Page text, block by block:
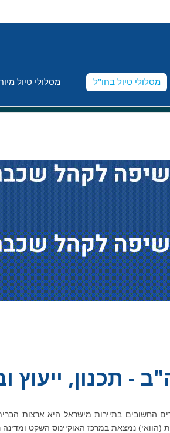
מסלולי טיול בחו"ל מסלולי טיול
- תכנון, ייעוץ
(הוואי) נמצאת במרכז האוקיינוס השקט